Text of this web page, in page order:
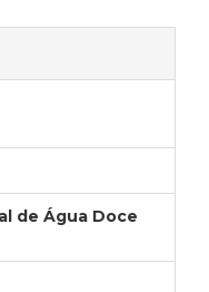
de Água Doce